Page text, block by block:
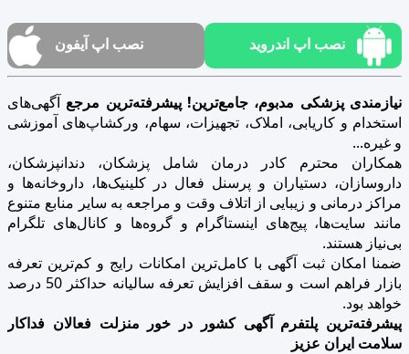
نصب اپ اندروید نصب اپ آیفون
نیازمندی پزشکی مدبوم، جامع‌ترین! پیشرفته‌ترین مرجع آگهی‌های
استخدام و کاریابی، املاک، تجهیزات، سهام، ورکشاپ‌های آموزشی
و غیره...
همکاران محترم کادر درمان شامل پزشکان، دندانپزشکان،
داروسازان، دستیاران و پرسنل فعال در کلینیک‌ها، داروخانه‌ها و
مراکز درمانی و زیبایی از اتلاف وقت و مراجعه به سایر منابع متنوع
مانند سایت‌ها، پیج‌های اینستاگرام و گروه‌ها و کانال‌های تلگرام
بی‌نیاز هستند.
ضمنا امکان ثبت آگهی با کامل‌ترین امکانات رایج و کم‌ترین تعرفه
بازار فراهم است و سقف افزایش تعرفه سالیانه حداکثر 50 درصد
خواهد بود.
پیشرفته‌ترین پلتفرم آگهی کشور در خور منزلت فعالان فداکار
سلامت ایران عزیز